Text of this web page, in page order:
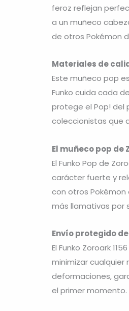
feroz reflejan
a un muñeco
de otros Pokémon
Materiales de
Este muñeco pop
Funko cuida cada
protege el Pop! del
coleccionistas que
El muñeco pop de
El Funko Pop de
carácter fuerte y
con otros Pokémon
más llamativas por
Envío protegido
El Funko Zoroark
minimizar
deformaciones,
el primer momento.